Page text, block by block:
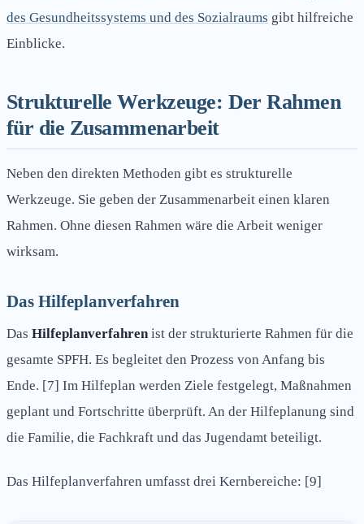
des Gesundheitssystems und des Sozialraums gibt hilfreiche
Einblicke.
Strukturelle Werkzeuge: Der Rahmen
für die Zusammenarbeit
Neben den direkten Methoden gibt es strukturelle
Werkzeuge. Sie geben der Zusammenarbeit einen klaren
Rahmen. Ohne diesen Rahmen wäre die Arbeit weniger
wirksam.
Das Hilfeplanverfahren
Das Hilfeplanverfahrenist der strukturierte Rahmen für die
gesamte SPFH. Es begleitet den Prozess von Anfang bis
Ende. [7] Im Hilfeplan werden Ziele festgelegt, Maßnahmen
geplant und Fortschritte überprüft. An der Hilfeplanung sind
die Familie, die Fachkraft und das Jugendamt beteiligt.
Das Hilfeplanverfahren umfasst drei Kernbereiche: [9]